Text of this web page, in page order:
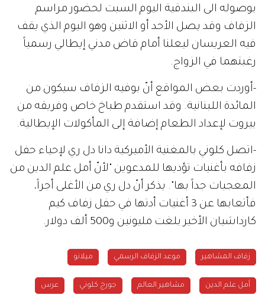
بوصوله الى البندقية اليوم السبت لحضور مراسم
الزفاف وقد يصل الأحد أو الاثنين وهو اليوم الذي يقف
فيه العريسان ليعلنا أمام قاض مدني إيطالي رسمياً
رغبتهما في الزواج.
-أوردت بعض المواقع أنّ بوفيه الزفاف سيكون من
المائدة اللبنانية. وقد استقدم طباخ خاص وفريقه من
بيروت لإعداد الطعام إضافة إلى المأكولات الإيطالية.
-اتصل كلوني بالمغنية الأميركية دانا دل ري لإحياء حفل
زفافه بأغنيات تؤديها للمدعوين "لأنّ أمل علم الدين من
المعجبات جداً بها". يذكر أنّ دل ري من الأغلى أجراً،
فأتعابها عن 3 أغنيات أدتها في حفل زفاف كيم
كارداشيان الأخير بلغت مليونين و500 ألف دولار.
زفاف المشاهير موعد الزفاف الرسمي ميلانو
أمل علم الدين مشاهير العالم جورج كلوني عرس